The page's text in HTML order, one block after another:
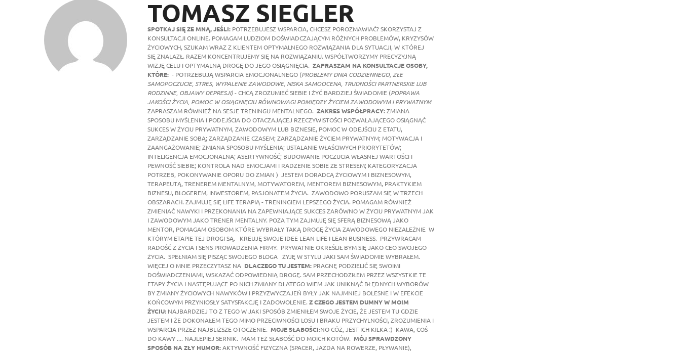
TOMASZ SIEGLER
SPOTKAJ SIĘ ZE MNĄ, JEŚLI: POTRZEBUJESZ WSPARCIA, CHCESZ POROZMAWIAĆ? SKORZYSTAJ Z
KONSULTACJI ONLINE. POMAGAM LUDZIOM DOŚWIADCZAJĄCYM RÓŻNYCH PROBLEMÓW, KRYZYSÓW
ŻYCIOWYCH, SZUKAM WRAZ Z KLIENTEM OPTYMALNEGO ROZWIĄZANIA DLA SYTUACJI, W KTÓREJ
SIĘ ZNALAZŁ. RAZEM KONCENTRUJEMY SIĘ NA ROZWIĄZANIU. WSPÓŁTWORZYMY PRECYZYJNĄ
WIZJĘ CELU I OPTYMALNĄ DROGĘ DO JEGO OSIĄGNIĘCIA. ZAPRASZAM NA KONSULTACJE OSOBY,
KTÓRE: - POTRZEBUJĄ WSPARCIA EMOCJONALNEGO (PROBLEMY DNIA CODZIENNEGO, ZŁE
SAMOPOCZUCIE, STRES, WYPALENIE ZAWODOWE, NISKA SAMOOCENA, TRUDNOŚCI PARTNERSKIE LUB
RODZINNE, OBJAWY DEPRESJI)- CHCĄ ZROZUMIEĆ SIEBIE I ŻYĆ BARDZIEJ ŚWIADOMIE (POPRAWA
JAKOŚCI ŻYCIA, POMOC W OSIĄGNIĘCIU RÓWNOWAGI POMIĘDZY ŻYCIEM ZAWODOWYM I PRYWATNYM
ZAPRASZAM RÓWNIEŻ NA SESJE TRENINGU MENTALNEGO. ZAKRES WSPÓŁPRACY:ZMIANA
SPOSOBU MYŚLENIA I PODEJŚCIA DO OTACZAJĄCEJ RZECZYWISTOŚCI POZWALAJĄCEGO OSIĄGNĄĆ
SUKCES W ŻYCIU PRYWATNYM, ZAWODOWYM LUB BIZNESIE, POMOC W ODEJŚCIU Z ETATU,
ZARZĄDZANIE SOBĄ; ZARZĄDZANIE CZASEM; ZARZĄDZANIE ŻYCIEM PRYWATNYM; MOTYWACJA I
ZAANGAŻOWANIE; ZMIANA SPOSOBU MYŚLENIA; USTALANIE WŁAŚCIWYCH PRIORYTETÓW;
INTELIGENCJA EMOCJONALNA; ASERTYWNOŚĆ; BUDOWANIE POCZUCIA WŁASNEJ WARTOŚCI I
PEWNOŚĆ SIEBIE; KONTROLA NAD EMOCJAMI I RADZENIE SOBIE ZE STRESEM; KATEGORYZACJA
POTRZEB, POKONYWANIE OPORU DO ZMIAN ) JESTEM DORADCĄ ŻYCIOWYM I BIZNESOWYM,
TERAPEUTĄ, TRENEREM MENTALNYM, MOTYWATOREM, MENTOREM BIZNESOWYM, PRAKTYKIEM
BIZNESU, BLOGEREM, INWESTOREM, PASJONATEM ŻYCIA. ZAWODOWO PORUSZAM SIĘ W TRZECH
OBSZARACH. ZAJMUJĘ SIĘ LIFE TERAPIĄ - TRENINGIEM LEPSZEGO ŻYCIA. POMAGAM RÓWNIEŻ
ZMIENIAĆ NAWYKI I PRZEKONANIA NA ZAPEWNIAJĄCE SUKCES ZARÓWNO W ŻYCIU PRYWATNYM JAK
I ZAWODOWYM JAKO TRENER MENTALNY. POZA TYM ZAJMUJĘ SIĘ SFERĄ BIZNESOWĄ JAKO
MENTOR, POMAGAM OSOBOM KTÓRE WYBRAŁY TAKĄ DROGĘ ŻYCIA ZAWODOWEGO NIEZALEŻNIE W
KTÓRYM ETAPIE TEJ DROGI SĄ. KREUJĘ SWOJE IDEE LEAN LIFE I LEAN BUSINESS. PRZYWRACAM
RADOŚĆ Z ŻYCIA I SENS PROWADZENIA FIRMY. PRYWATNIE OKREŚLIŁ BYM SIĘ JAKO CEO SWOJEGO
ŻYCIA. SPEŁNIAM SIĘ PISZĄC SWOJEGO BLOGA ŻYJĘ W STYLU JAKI SAM ŚWIADOMIE WYBRAŁEM.
WIĘCEJ O MNIE PRZECZYTASZ NA DLACZEGO TU JESTEM: PRAGNĘ PODZIELIĆ SIĘ SWOIMI
DOŚWIADCZENIAMI, WSKAZAĆ ODPOWIEDNIĄ DROGĘ. SAM PRZECHODZIŁEM PRZEZ WSZYSTKIE TE
ETAPY ŻYCIA I NASTĘPUJĄCE PO NICH ZMIANY DLATEGO WIEM JAK UNIKNĄĆ BŁĘDNYCH WYBORÓW
BY ZMIANY ŻYCIOWYCH NAWYKÓW I PRZYZWYCZAJEŃ BYŁY JAK NAJMNIEJ BOLESNE I W EFEKCIE
KOŃCOWYM PRZYNIOSŁY SATYSFAKCJĘ I ZADOWOLENIE. Z CZEGO JESTEM DUMNY W MOIM
ŻYCIU: NAJBARDZIEJ TO Z TEGO W JAKI SPOSÓB ZMIENIŁEM SWOJE ŻYCIE, ŻE JESTEM TU GDZIE
JESTEM I ŻE DOKONAŁEM TEGO MIMO PRZECIWNOŚCI LOSU I BRAKU PRZYCHYLNOŚCI, ZROZUMIENIA I
WSPARCIA PRZEZ NAJBLIŻSZE OTOCZENIE. MOJE SŁABOŚCI:NO CÓŻ, JEST ICH KILKA :) KAWA, COŚ
DO KAWY .... NAJLEPIEJ SERNIK. MAM TEŻ SŁABOŚĆ DO MOICH KOTÓW. MÓJ SPRAWDZONY
SPOSÓB NA ZŁY HUMOR:AKTYWNOŚĆ FIZYCZNA (SPACER, JAZDA NA ROWERZE, PŁYWANIE),